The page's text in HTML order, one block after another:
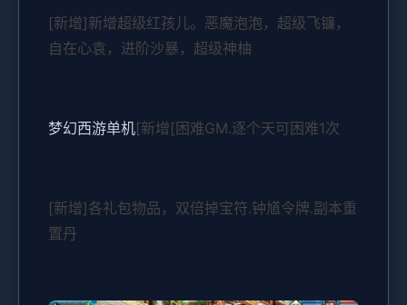
[新增]新增超级红孩儿。恶魔泡泡，超级飞镰，
自在心袁，进阶沙暴，超级神柚
梦幻西游单机[新增[困难GM.逐个天可困难1次
[新增]各礼包物品，双倍掉宝符.钟馗令牌.副本重
置丹